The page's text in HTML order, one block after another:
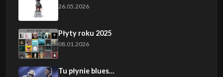
26.05.2026
Płyty roku 2025
08.01.2026
Tu płynie blues…